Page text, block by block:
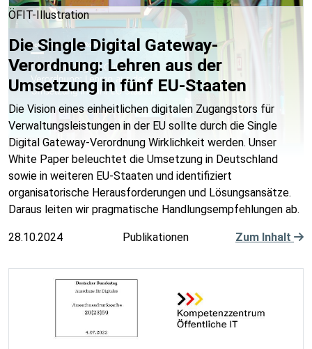
ÖFIT-Illustration
Die Single Digital Gateway-
Verordnung: Lehren aus der
Umsetzung in fünf EU-Staaten
Die Vision eines einheitlichen digitalen Zugangstors für
Verwaltungsleistungen in der EU sollte durch die Single
Digital Gateway-Verordnung Wirklichkeit werden. Unser
White Paper beleuchtet die Umsetzung in Deutschland
sowie in weiteren EU-Staaten und identifiziert
organisatorische Herausforderungen und Lösungsansätze.
Daraus leiten wir pragmatische Handlungsempfehlungen ab.
28.10.2024 Publikationen Zum Inhalt